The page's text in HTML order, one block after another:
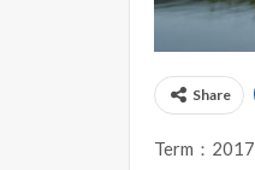
Share
Term：2017